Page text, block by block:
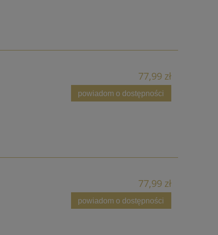
77,99 zł
powiadom o dostępności
77,99 zł
powiadom o dostępności